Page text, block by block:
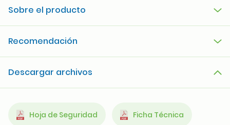
Sobre el producto
Recomendación
Hoja de Seguridad Ficha Técnica
Descargar archivos